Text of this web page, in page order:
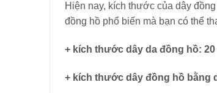
Hiện nay, kích thước của dây
đồng hồ phổ biến mà bạn có thể
+ kích thước dây da đồng hồ: 20
+ kích thước dây đồng hồ bằng